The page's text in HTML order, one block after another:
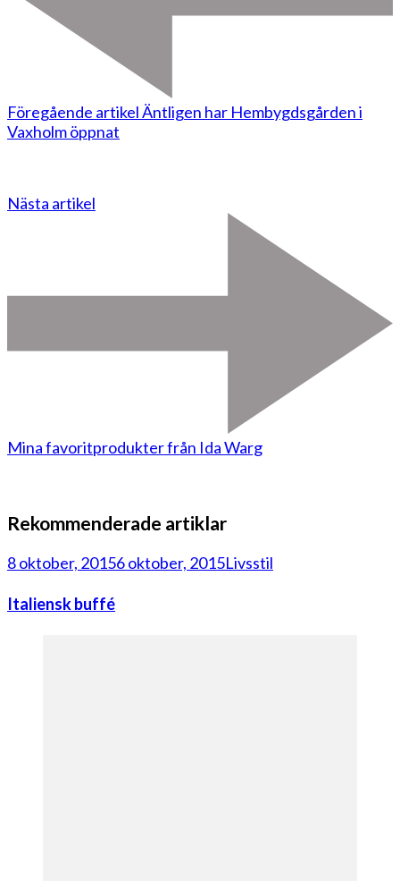
Föregående artikelÄntligen har Hembygdsgården i
Vaxholm öppnat
Nästa artikel
Mina favoritprodukter från Ida Warg
Rekommenderade artiklar
8 oktober, 20156 oktober, 2015Livsstil
Italiensk buffé